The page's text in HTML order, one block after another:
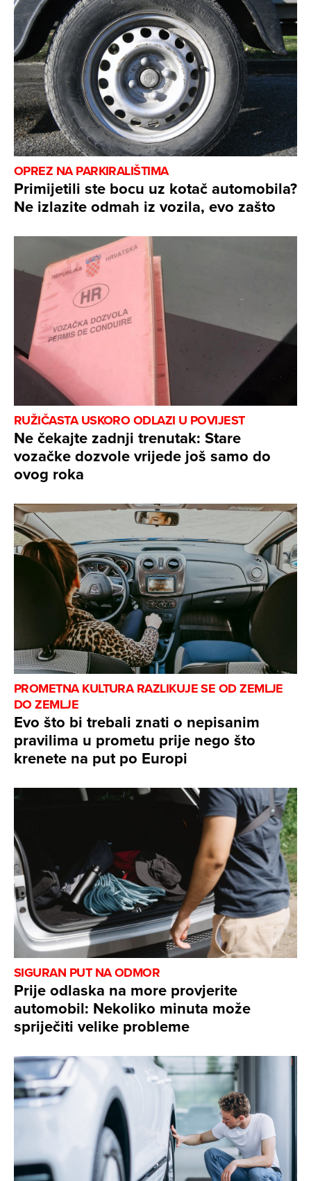
OPREZ NA PARKIRALIŠTIMA
Primijetili ste bocu uz kotač automobila?
Ne izlazite odmah iz vozila, evo zašto
RUŽIČASTA USKORO ODLAZI U POVIJEST
Ne čekajte zadnji trenutak: Stare
vozačke dozvole vrijede još samo do
ovog roka
PROMETNA KULTURA RAZLIKUJE SE OD ZEMLJE
DO ZEMLJE
Evo što bi trebali znati o nepisanim
pravilima u prometu prije nego što
krenete na put po Europi
SIGURAN PUT NA ODMOR
Prije odlaska na more provjerite
automobil: Nekoliko minuta može
spriječiti velike probleme